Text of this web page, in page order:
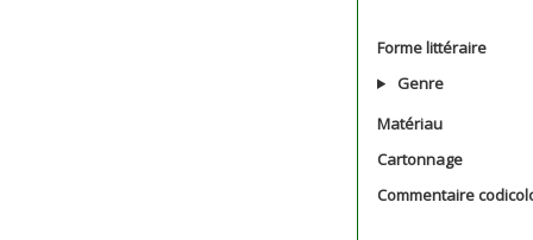
Forme littéraire
Genre
Matériau
Cartonnage
Commentaire